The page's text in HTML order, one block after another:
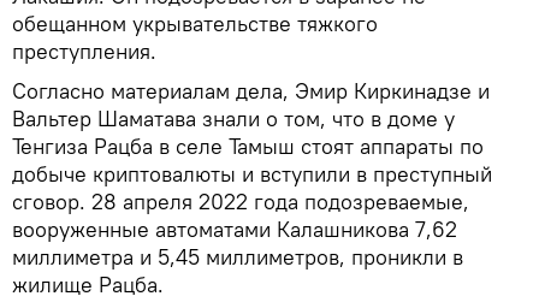
обещанном укрывательстве тяжкого
преступления.
Согласно материалам дела, Эмир Киркинадзе и
Вальтер Шаматава знали о том, что в доме у
Тенгиза Рацба в селе Тамыш стоят аппараты по
добыче криптовалюты и вступили в преступный
сговор. 28 апреля 2022 года подозреваемые,
вооруженные автоматами Калашникова 7,62
миллиметра и 5,45 миллиметров, проникли в
жилище Рацба.